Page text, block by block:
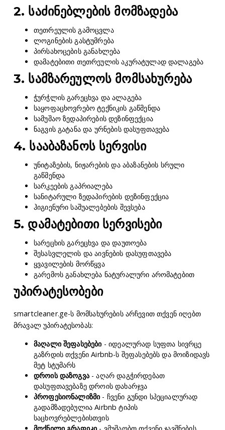
2. საძინებლების მომზადება
თეთრეულის გამოცვლა
ლოგინების გასტუმრება
პირსახოცების განახლება
დამატებითი თეთრეულის აკურატულად დალაგება
3. სამზარეულოს მომსახურება
ჭურჭლის გარეცხვა და ალაგება
საყოფაცხოვრებო ტექნიკის გაწმენდა
სამუშაო ზედაპირების დეზინფექცია
ნაგვის გატანა და ურნების დასუფთავება
4. სააბაზანოს სერვისი
უნიტაზების, ნიჟარების და აბაზანების სრული
გაწმენდა
სარკეების გაპრიალება
სანიტარული ზედაპირების დეზინფექცია
ჰიგიენური საშუალებების შევსება
5. დამატებითი სერვისები
სარეცხის გარეცხვა და დაუთოება
შესასვლელის და აივნების დასუფთავება
ყვავილების მორწყვა
გარემოს განახლება ნატურალური არომატებით
უპირატესობები
smartcleaner.ge-ს მომსახურების არჩევით თქვენ იღებთ
მრავალ უპირატესობას:
მაღალი შეფასებები- იდეალურად სუფთა სივრცე
გაზრდის თქვენი Airbnb-ს შეფასებებს და მოიზიდავს
მეტ სტუმარს
დროის დაზოგვა- აღარ დაგჭირდებათ
დასუფთავებაზე დროის დახარჯვა
პროფესიონალიზმი- ჩვენი გუნდი სპეციალურად
გადამზადებულია Airbnb ტიპის
საცხოვრებლებისთვის